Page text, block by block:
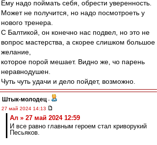
Ему надо поймать себя, обрести уверенность.
Может не получится, но надо посмотроеть у
нового тренера.
С Балтикой, он конечно нас подвел, но это не
вопрос мастерства, а скорее слишком большое
желание,
которое порой мешает. Видно же, чо парень
неравнодушен.
Чуть чуть удачи и дело пойдет, возможно.
Штык-молодец -
27 май 2024 14:13
Ал » 27 май 2024 12:59
И все равно главным героем стал криворукий
Песьяков.